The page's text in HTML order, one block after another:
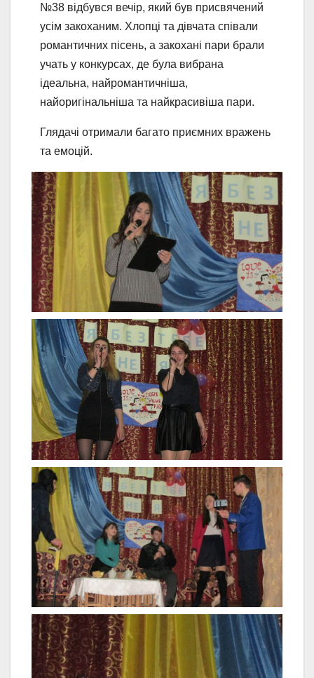
№38 відбувся вечір, який був присвячений
усім закоханим. Хлопці та дівчата співали
романтичних пісень, а закохані пари брали
учать у конкурсах, де була вибрана
ідеальна, найромантичніша,
найоригінальніша та найкрасивіша пари.
Глядачі отримали багато приємних вражень
та емоцій.